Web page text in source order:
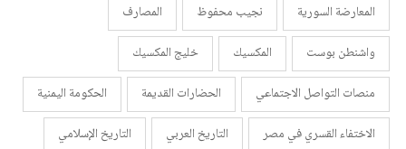
المعارضة السورية
نجيب محفوظ
المصارف
واشنطن بوست
المكسيك
خليج المكسيك
منصات التواصل الاجتماعي
الحضارات القديمة
الحكومة اليمنية
الاختفاء القسري في مصر
التاريخ العربي
التاريخ الإسلامي